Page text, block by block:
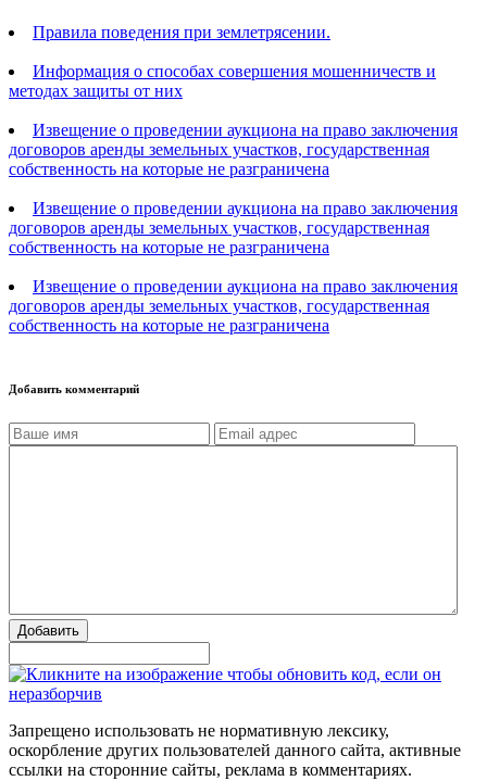
Правила поведения при землетрясении.
Информация о способах совершения мошенничеств и
методах защиты от них
Извещение о проведении аукциона на право заключения
договоров аренды земельных участков, государственная
собственность на которые не разграничена
Извещение о проведении аукциона на право заключения
договоров аренды земельных участков, государственная
собственность на которые не разграничена
Извещение о проведении аукциона на право заключения
договоров аренды земельных участков, государственная
собственность на которые не разграничена
Добавить комментарий
Добавить
Запрещено использовать не нормативную лексику,
оскорбление других пользователей данного сайта, активные
ссылки на сторонние сайты, реклама в комментариях.